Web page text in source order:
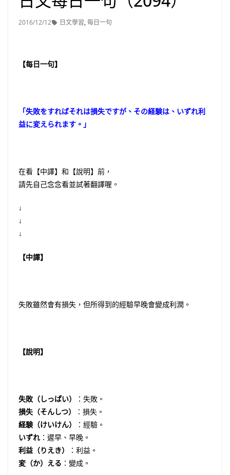
2016/12/12 日文學習,每日一句
【每日一句】
「失敗をすればそれは損失ですが、その経験は、いずれ利
益に変えられます。」
在看【中譯】和【說明】前，
請先自己念念看並試著翻譯喔。
↓
↓
↓
【中譯】
失敗雖然會有損失，但所得到的經驗早晚會變成利潤。
【說明】
失敗（しっぱい）
：失敗。
損失（そんしつ）
：損失。
経験（けいけん）
：經驗。
いずれ：遲早、早晚。
利益（りえき）
：利益。
変（か）える ：變成。